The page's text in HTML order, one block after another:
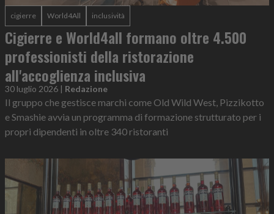
cigierre World4All inclusività
Cigierre e World4all formano oltre 4.500
professionisti della ristorazione
all'accoglienza inclusiva
30 luglio 2026 | Redazione
Il gruppo che gestisce marchi come Old Wild West, Pizzikotto
e Smashie avvia un programma di formazione strutturato per i
propri dipendenti in oltre 340 ristoranti